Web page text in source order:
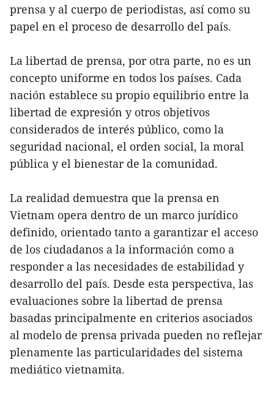
prensa y al cuerpo de periodistas, así como su
papel en el proceso de desarrollo del país.
La libertad de prensa, por otra parte, no es un
concepto uniforme en todos los países. Cada
nación establece su propio equilibrio entre la
libertad de expresión y otros objetivos
considerados de interés público, como la
seguridad nacional, el orden social, la moral
pública y el bienestar de la comunidad.
La realidad demuestra que la prensa en
Vietnam opera dentro de un marco jurídico
definido, orientado tanto a garantizar el acceso
de los ciudadanos a la información como a
responder a las necesidades de estabilidad y
desarrollo del país. Desde esta perspectiva, las
evaluaciones sobre la libertad de prensa
basadas principalmente en criterios asociados
al modelo de prensa privada pueden no reflejar
plenamente las particularidades del sistema
mediático vietnamita.